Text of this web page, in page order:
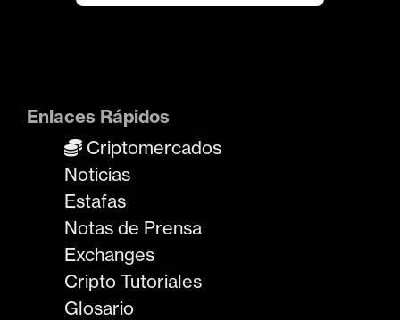
Enlaces Rápidos
Criptomercados
Noticias
Estafas
Notas de Prensa
Exchanges
Cripto Tutoriales
Glosario